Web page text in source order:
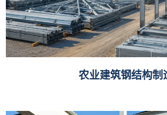
农业建筑钢结构制